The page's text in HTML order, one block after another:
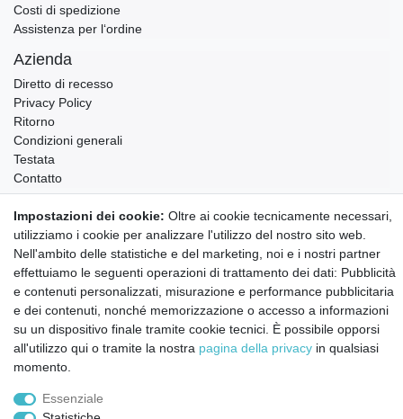
Costi di spedizione
Assistenza per l‘ordine
Azienda
Diretto di recesso
Privacy Policy
Ritorno
Condizioni generali
Testata
Contatto
Annullare l'ordine
Notizie sui materiali Montessori e sull'educazione
Montessori.
Informazioni settimanali gratuite
Confermo di aver preso visione della:policy. Il mio accordo può essere revocato
in qualsiasi momento.
Impostazioni dei cookie: Oltre ai cookie tecnicamente necessari,
utilizziamo i cookie per analizzare l'utilizzo del nostro sito web.
Nell'ambito delle statistiche e del marketing, noi e i nostri partner
effettuiamo le seguenti operazioni di trattamento dei dati: Pubblicità
e contenuti personalizzati, misurazione e performance pubblicitaria
e dei contenuti, nonché memorizzazione o accesso a informazioni
su un dispositivo finale tramite cookie tecnici. È possibile opporsi
all'utilizzo qui o tramite la nostra pagina della privacy in qualsiasi
momento.
Essenziale